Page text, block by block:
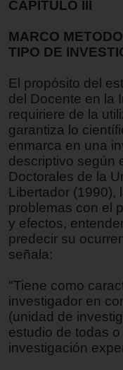
CAPÍTULO III
MARCO
TIPO DE
El propósito del
del Docente en la
requiriere de la
garantiza lo
enmarca en una
descriptivo según
Doctorales de la
Libertador (1990),
problemas con el
y efectos,
predecir su
señala:
"Tiene como
investigador en
(unidad de
estudio de todas
investigación